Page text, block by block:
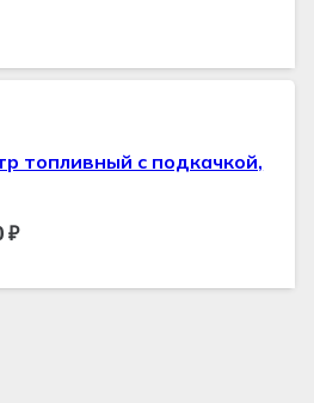
топливный с подкачкой,
₽